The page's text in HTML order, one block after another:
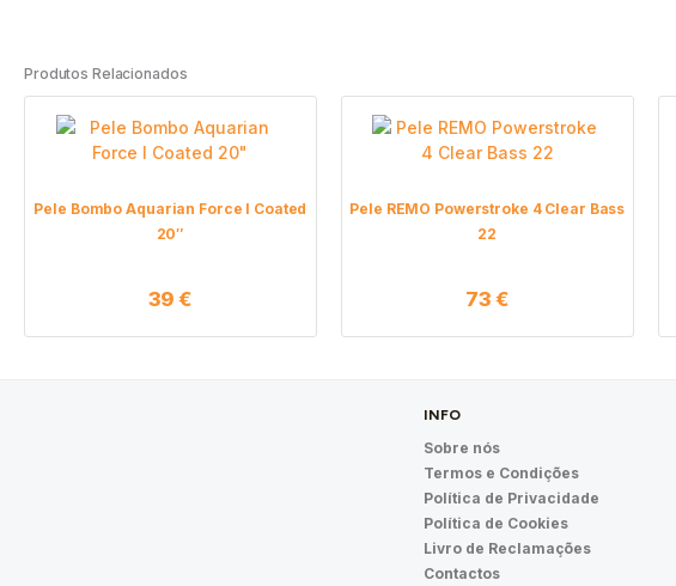
Produtos Relacionados
Pele Bombo Aquarian Force I Coated
20″
39€
Pele REMO Powerstroke 4 Clear Bass
22
73 €
INFO
Sobre nós
Termos e Condições
Política de Privacidade
Política de Cookies
Livro de Reclamações
Contactos